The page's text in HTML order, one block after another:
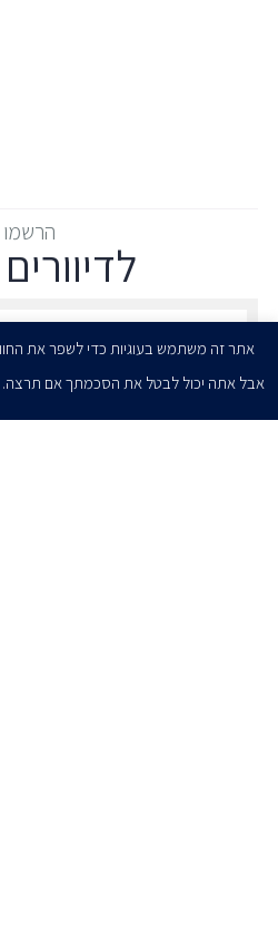
הרשמו
אני מאשר/ת בזאת להרצוג, פוקס, נאמן
הודעות והזמנות לאירועים וכנסים. אני
אתר זה משתמש בעוגיות כדי לשפר את
אבל אתה יכול לבטל את הסכמתך אם תרצה.